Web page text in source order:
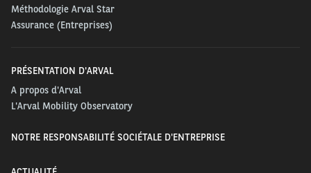
Méthodologie Arval Star
Assurance (Entreprises)
PRÉSENTATION D'ARVAL
A propos d'Arval
L'Arval Mobility Observatory
NOTRE RESPONSABILITÉ SOCIÉTALE D'ENTREPRISE